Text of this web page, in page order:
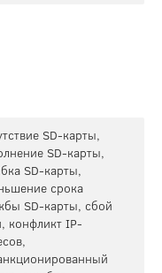
SD-карты,
SD-карты,
SD-карты,
срока
SD-карты, сбой
конфликт IP-